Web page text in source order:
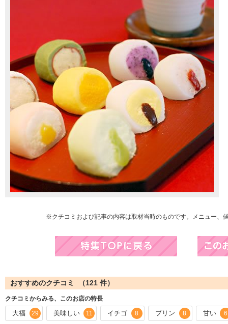
※クチコミおよび記事の内容は取材当時のものです。メニュー、
おすすめのクチコミ （121 件）
クチコミからみる、このお店の特長
大福 29 美味しい 11 イチゴ 8 プリン 8 甘い 6